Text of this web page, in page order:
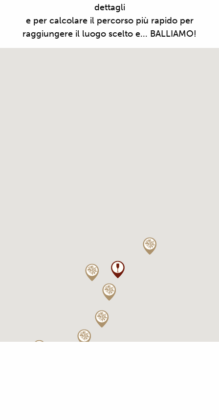
dettagli
e per calcolare il percorso più rapido per
raggiungere il luogo scelto e... BALLIAMO!